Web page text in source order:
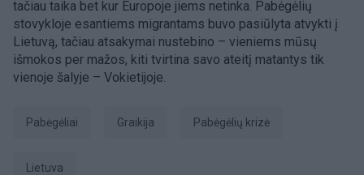
tačiau taika bet kur Europoje jiems netinka. Pabėgėlių
stovykloje esantiems migrantams buvo pasiūlyta atvykti į
Lietuvą, tačiau atsakymai nustebino – vieniems mūsų
išmokos per mažos, kiti tvirtina savo ateitį matantys tik
vienoje šalyje – Vokietijoje.
pabėgėliai Graikija pabėgėlių krizė
Lietuva